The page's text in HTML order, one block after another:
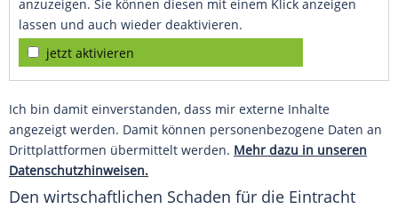
anzuzeigen. Sie können diesen mit einem Klick anzeigen
lassen und auch wieder deaktivieren.
jetzt aktivieren
Ich bin damit einverstanden, dass mir externe Inhalte
angezeigt werden. Damit können personenbezogene Daten an
Drittplattformen übermittelt werden. Mehr dazu in unseren
Datenschutzhinweisen.
Den wirtschaftlichen Schaden für die Eintracht